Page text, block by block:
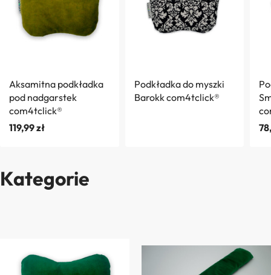
Aksamitna podkładka
pod nadgarstek
com4tclick®
119,99zł
Podkładka do myszki
Barokk com4tclick®
Kategorie